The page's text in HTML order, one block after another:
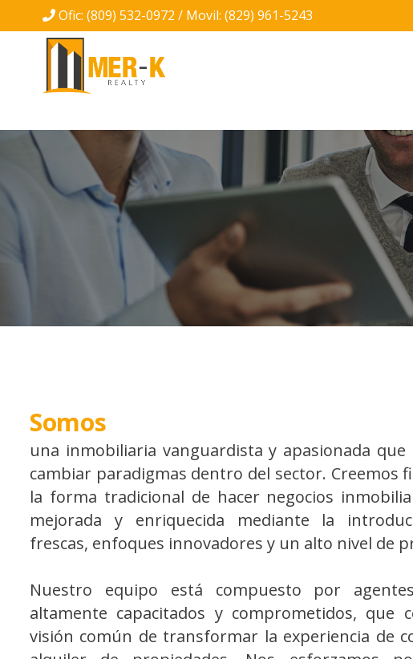
Ofic: (809) 532-0972 / Movil: (829) 961-5243
Somos
una inmobiliaria vanguardista y apasionada que
cambiar paradigmas dentro del sector. Creemos
la forma tradicional de hacer negocios
mejorada y enriquecida mediante la
frescas, enfoques innovadores y un alto nivel de
Nuestro equipo está compuesto por
altamente capacitados y comprometidos, que
visión común de transformar la experiencia de